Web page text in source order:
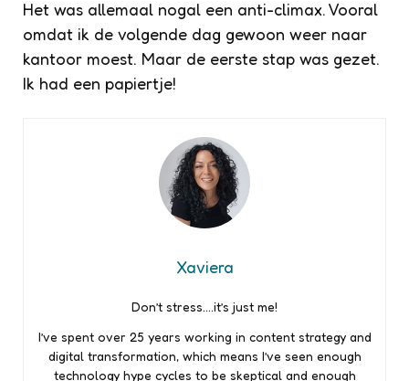
Het was allemaal nogal een anti-climax. Vooral
omdat ik de volgende dag gewoon weer naar
kantoor moest. Maar de eerste stap was gezet.
Ik had een papiertje!
Xaviera
Don’t stress….it’s just me!
I’ve spent over 25 years working in content strategy and
digital transformation, which means I’ve seen enough
technology hype cycles to be skeptical and enough